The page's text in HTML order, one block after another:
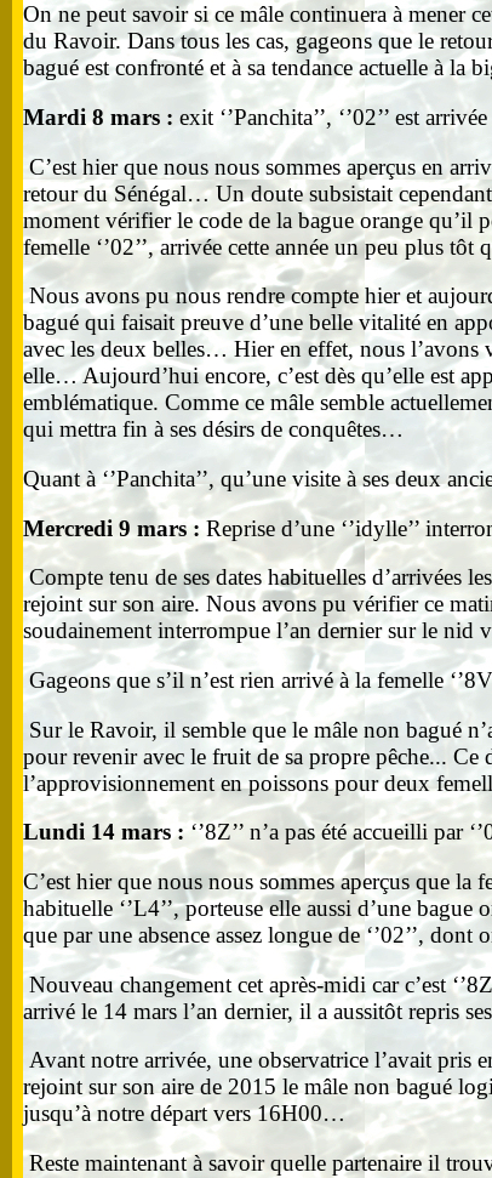
On ne peut savoir si ce mâle continuera à mener
du Ravoir. Dans tous les cas, gageons que le
bagué est confronté et à sa tendance actuelle à la
Mardi 8 mars : exit ‘’Panchita’’, ‘’02’’ est
C’est hier que nous nous sommes aperçus en
retour du Sénégal… Un doute subsistait
moment vérifier le code de la bague orange qu’il
femelle ‘’02’’, arrivée cette année un peu plus tôt
Nous avons pu nous rendre compte hier et
bagué qui faisait preuve d’une belle vitalité en
avec les deux belles… Hier en effet, nous l’avons
elle… Aujourd’hui encore, c’est dès qu’elle est
emblématique. Comme ce mâle semble
qui mettra fin à ses désirs de conquêtes…
Quant à ‘’Panchita’’, qu’une visite à ses deux
Mercredi 9 mars : Reprise d’une ‘’idylle’’
Compte tenu de ses dates habituelles d’arrivées
rejoint sur son aire. Nous avons pu vérifier ce
soudainement interrompue l’an dernier sur le nid
Gageons que s’il n’est rien arrivé à la femelle
Sur le Ravoir, il semble que le mâle non bagué
pour revenir avec le fruit de sa propre pêche... Ce
l’approvisionnement en poissons pour deux
Lundi 14 mars : ‘’8Z’’ n’a pas été accueilli par
C’est hier que nous nous sommes aperçus que la
habituelle ‘’L4’’, porteuse elle aussi d’une
que par une absence assez longue de ‘’02’’,
Nouveau changement cet après-midi car c’est
arrivé le 14 mars l’an dernier, il a aussitôt repris
Avant notre arrivée, une observatrice l’avait pris
rejoint sur son aire de 2015 le mâle non bagué
jusqu’à notre départ vers 16H00…
Reste maintenant à savoir quelle partenaire il